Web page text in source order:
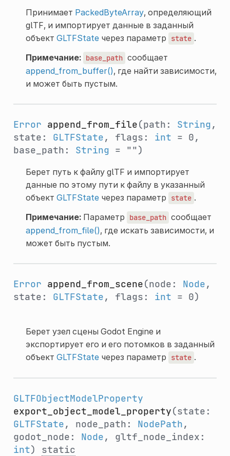
Принимает PackedByteArray, определяющий
glTF, и импортирует данные в заданный
объект GLTFStateчерез параметр state .
Примечание: base_path сообщает
append_from_buffer(), где найти зависимости,
и может быть пустым.
Error append_from_file(path: String,
state: GLTFState, flags: int = 0,
base_path: String = "")
Берет путь к файлу glTF и импортирует
данные по этому пути к файлу в указанный
объект GLTFStateчерез параметр state .
Примечание:Параметр base_path сообщает
append_from_file(), где искать зависимости, и
может быть пустым.
Error append_from_scene(node: Node,
state: GLTFState, flags: int = 0)
Берет узел сцены Godot Engine и
экспортирует его и его потомков в заданный
объект GLTFStateчерез параметр state .
GLTFObjectModelProperty
export_object_model_property(state:
GLTFState, node_path: NodePath,
godot_node: Node, gltf_node_index:
int) static